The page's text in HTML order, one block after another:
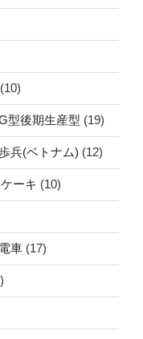
(10)
後期生産型 (19)
兵(ベトナム) (12)
ーキ (10)
車 (17)